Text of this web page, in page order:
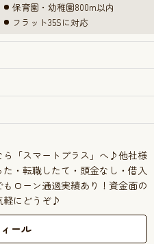
保育園・幼稚園800m以内
フラット35Sに対応
ら「スマートプラス」へ♪他社様
・転職したて・頭金なし・借入
ローン通過実績あり！資金面の
軽にどうぞ♪
ール